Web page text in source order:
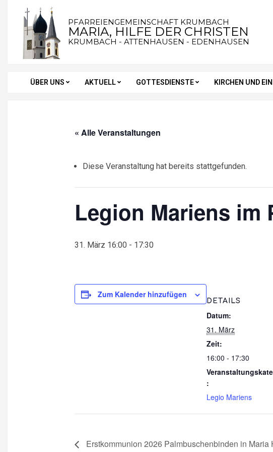
content
PFARREIENGEMEINSCHAFT KRUMBACH
MARIA, HILFE DER CHRISTEN
KRUMBACH - ATTENHAUSEN - EDENHAUSEN
Secondary
ÜBER UNS AKTUELL GOTTESDIENSTE KIRCHEN UND
« Alle Veranstaltungen
Diese Veranstaltung hat bereits stattgefunden.
Legion Mariens im
31. März 16:00 - 17:30
Zum Kalender hinzufügen
DETAILS
Datum:
31. März
Zeit:
16:00 - 17:30
:
Legio Mariens
Erstkommunion 2026 Palmbuschenbinden in Maria